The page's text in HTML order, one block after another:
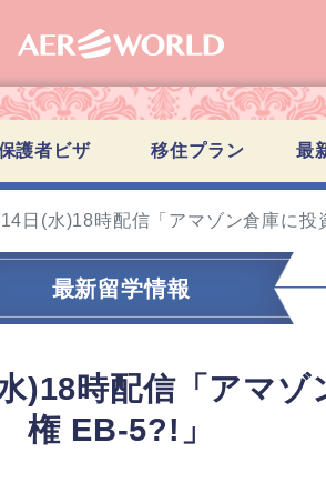
護者ビザ 移住プラン 最
日(水)18時配信「アマゾン倉庫に投
最新留学情報
)18時配信「アマ
権 EB-5?!」